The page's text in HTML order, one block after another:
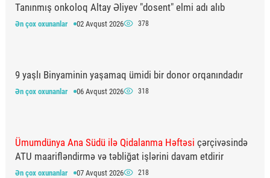
Tanınmış onkoloq Altay Əliyev "dosent" elmi adı alıb
Ən çox oxunanlar 02 Avqust 2026 378
9 yaşlı Binyaminin yaşamaq ümidi bir donor orqanındadır
Ən çox oxunanlar 06 Avqust 2026 318
Ümumdünya Ana Südü ilə Qidalanma Həftəsi çərçivəsində
Ən çox oxunanlar 07 Avqust 2026 218